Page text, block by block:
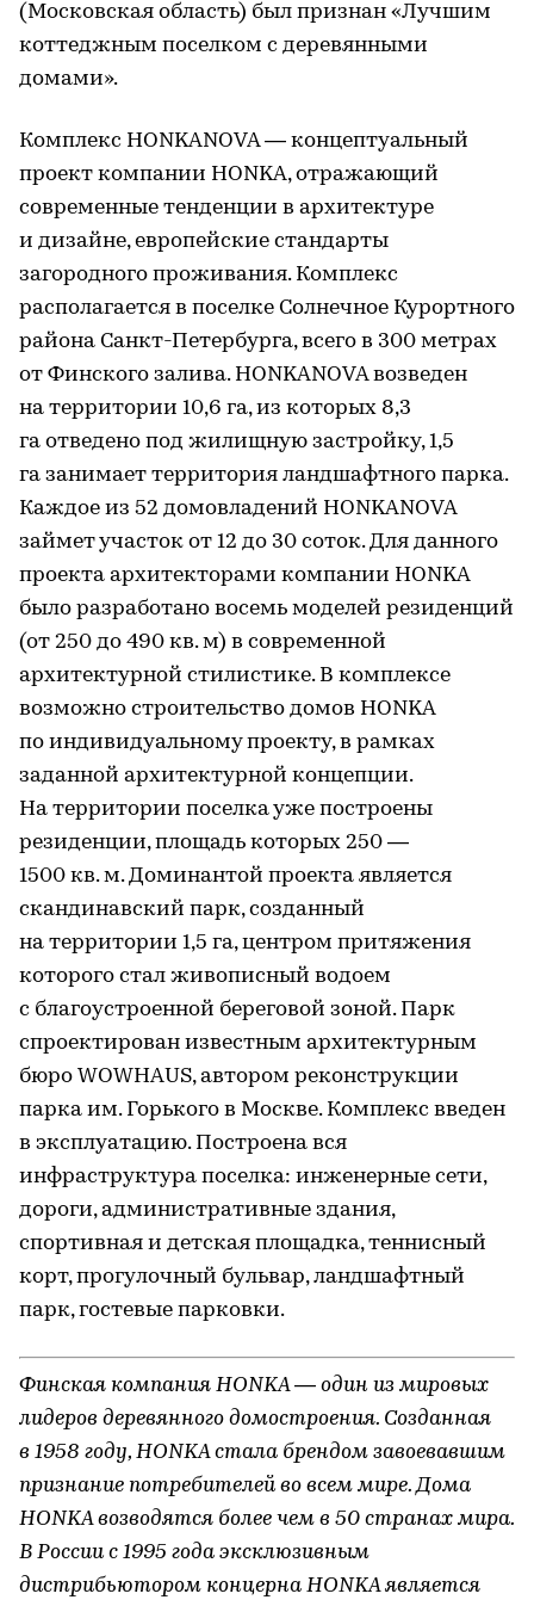
(Московская область) был признан «Лучшим
коттеджным поселком с деревянными
домами».
Комплекс HONKANOVA — концептуальный
проект компании HONKA, отражающий
современные тенденции в архитектуре
и дизайне, европейские стандарты
загородного проживания. Комплекс
располагается в поселке Солнечное Курортного
района Санкт-Петербурга, всего в 300 метрах
от Финского залива. HONKANOVA возведен
на территории 10,6 га, из которых 8,3
га отведено под жилищную застройку, 1,5
га занимает территория ландшафтного парка.
Каждое из 52 домовладений HONKANOVA
займет участок от 12 до 30 соток. Для данного
проекта архитекторами компании HONKA
было разработано восемь моделей резиденций
(от 250 до 490 кв. м) в современной
архитектурной стилистике. В комплексе
возможно строительство домов HONKA
по индивидуальному проекту, в рамках
заданной архитектурной концепции.
На территории поселка уже построены
резиденции, площадь которых 250 —
1500 кв. м. Доминантой проекта является
скандинавский парк, созданный
на территории 1,5 га, центром притяжения
которого стал живописный водоем
с благоустроенной береговой зоной. Парк
спроектирован известным архитектурным
бюро WOWHAUS, автором реконструкции
парка им. Горького в Москве. Комплекс введен
в эксплуатацию. Построена вся
инфраструктура поселка: инженерные сети,
дороги, административные здания,
спортивная и детская площадка, теннисный
корт, прогулочный бульвар, ландшафтный
парк, гостевые парковки.
Финская компания HONKA — один из мировых
лидеров деревянного домостроения. Созданная
в 1958 году, HONKA стала брендом завоевавшим
признание потребителей во всем мире. Дома
HONKA возводятся более чем в 50 странах мира.
В России с 1995 года эксклюзивным
дистрибьютором концерна HONKA является